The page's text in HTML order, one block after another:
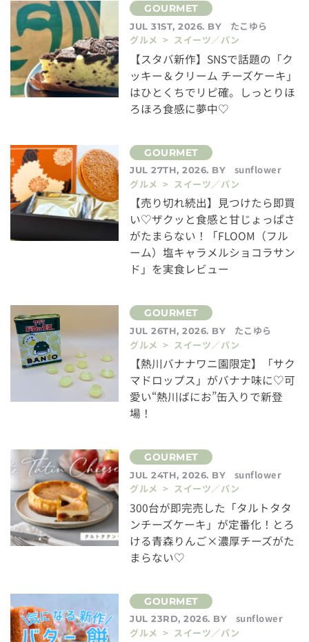
JUL 31ST, 2026. BY
たこゆら
グルメ > スイーツ／パン
【スタバ新作】SNSで話題の「ク
ッキー＆クリーム チーズケーキ」
はひとくちでリピ確。しっとりほ
ろほろ食感に夢中♡
JUL 27TH, 2026. BY
sunflower
グルメ > スイーツ／パン
【売り切れ続出】見つけたら即買
い♡ザクッと食感と甘じょっぱさ
がたまらない！「FLOOM（フル
ーム）塩キャラメルショコラサン
ド」を実食レビュー
JUL 26TH, 2026. BY
たこゆら
グルメ > スイーツ／パン
【熱川バナナワニ園限定】「サク
マドロップス」がバナナ味に♡可
愛い“熱川ばにお”缶入りで新登
場！
JUL 24TH, 2026. BY
sunflower
グルメ > スイーツ／パン
300台が即完売した「タルトタタ
ンチーズケーキ」が定番化！とろ
ける青森りんご×濃厚チーズがた
まらない♡
JUL 23RD, 2026. BY
sunflower
グルメ > スイーツ／パン